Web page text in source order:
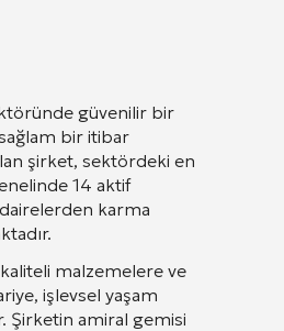
güvenilir bir
bir itibar
şirket, sektördeki en
14 aktif
karma
.
malzemelere ve
işlevsel yaşam
. Şirketin amiral gemisi